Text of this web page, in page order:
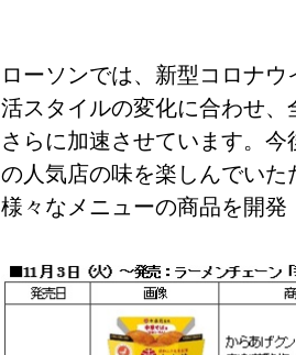
ローソンでは、新型コロナ
活スタイルの変化に合わせ
さらに加速させています。
の人気店の味を楽しんでい
様々なメニューの商品を開